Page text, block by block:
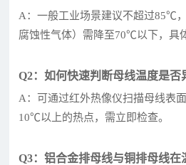
A：一般工业场景建议不超过85℃
腐蚀性气体）需降至70℃以下，具
Q2：如何快速判断母线温度是否
A：可通过红外热像仪扫描母线表
10℃以上的热点，需立即检查。
Q3：铝合金排母线与铜排母线在